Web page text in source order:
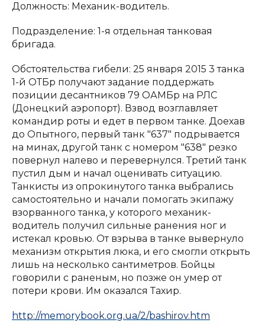
Должность: Механик-водитель.
Подразделение: 1-я отдельная танковая
бригада.
Обстоятельства гибели: 25 января 2015 3 танка
1-й ОТБр получают задание поддержать
позиции десантников 79 ОАМБр на РЛС
(Донецкий аэропорт). Взвод возглавляет
командир роты и едет в первом танке. Доехав
до Опытного, первый танк "637" подрывается
на минах, другой танк с номером "638" резко
повернул налево и перевернулся. Третий танк
пустил дым и начал оценивать ситуацию.
Танкисты из опрокинутого танка выбрались
самостоятельно и начали помогать экипажу
взорванного танка, у которого механик-
водитель получил сильные ранения ног и
истекал кровью. От взрыва в танке вывернуло
механизм открытия люка, и его смогли открыть
лишь на несколько сантиметров. Бойцы
говорили с раненым, но позже он умер от
потери крови. Им оказался Тахир.
http://memorybook.org.ua/2/bashirov.htm